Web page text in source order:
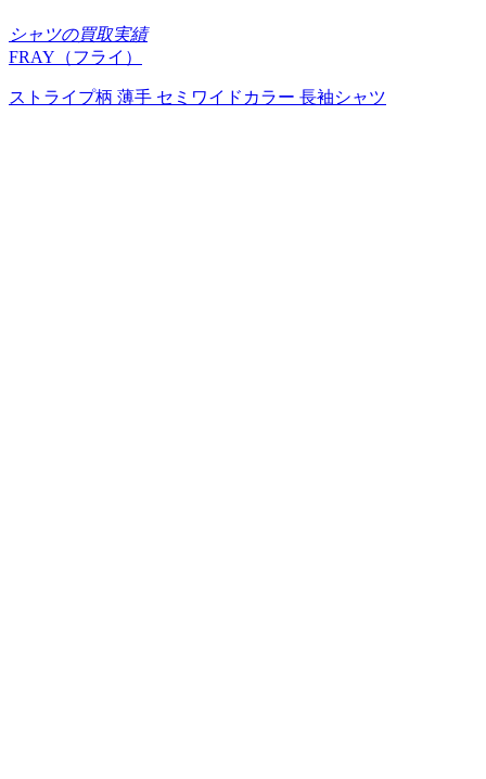
シャツの買取実績
FRAY（フライ）
ストライプ柄 薄手 セミワイドカラー 長袖シャツ